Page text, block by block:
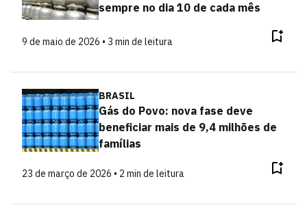
sempre no dia 10 de cada mês
9 de maio de 2026 • 3 min de leitura
BRASIL
Gás do Povo: nova fase deve
beneficiar mais de 9,4 milhões de
famílias
23 de março de 2026 • 2 min de leitura